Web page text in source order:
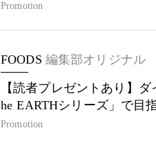
Promotion
FOODS 編集部オリジナル
【読者プレゼントあり】
he EARTHシリーズ」で目
Promotion